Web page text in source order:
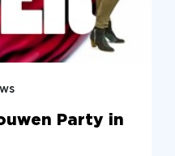
Party in